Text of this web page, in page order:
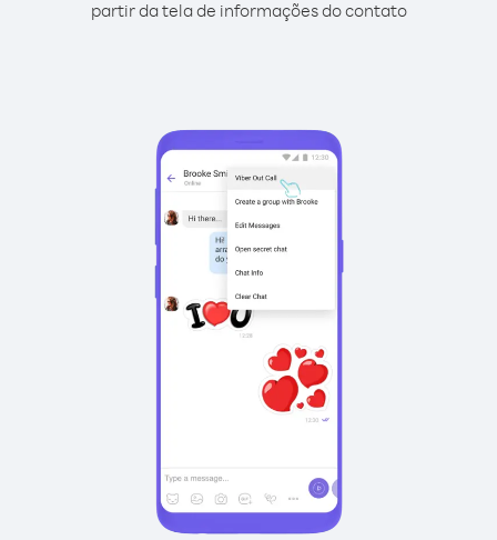
partir da tela de informações do contato